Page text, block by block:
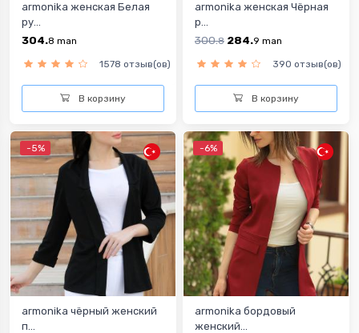
armonika женская Белая
ру...
304.8 man
1578 отзыв(ов)
В корзину
armonika женская Чёрная
р...
300.8 284.9 man
390 отзыв(ов)
В корзину
-5%
armonika чёрный женский
п...
-6%
armonika бордовый
женский...